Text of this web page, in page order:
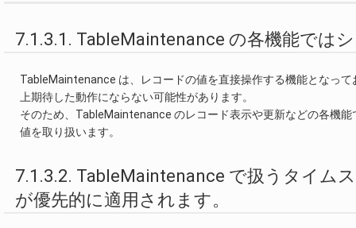
7.1.3.1. TableMaintenance の各機能では
TableMaintenance は、レコードの値を直接操作する機能となっ
上期待した動作にならない可能性があります。
そのため、TableMaintenance のレコード表示や更新などの各機
値を取り扱います。
7.1.3.2. TableMaintenance で扱うタイム
が優先的に適用されます。